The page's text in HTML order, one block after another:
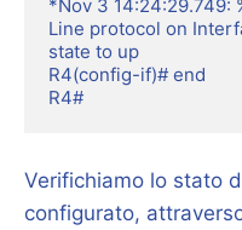
*Nov 3 14:24:29.749:
Line protocol on
state to up
R4(config-if)# end
R4#
Verifichiamo lo stato
configurato,